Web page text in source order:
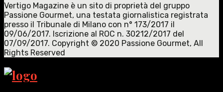
Vertigo Magazine è un sito di proprietà del gruppo
Passione Gourmet, una testata giornalistica registrata
presso il Tribunale di Milano con n° 173/2017 il
09/06/2017. Iscrizione al ROC n. 30212/2017 del
07/09/2017. Copyright © 2020 Passione Gourmet, All
Rights Reserved